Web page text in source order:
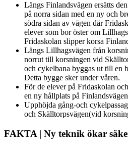
Längs Finlandsvägen ersätts
på norra sidan med en ny och
södra sidan av vägen där
elever som bor öster om
Fridaskolan slipper korsa
Längs Lillhagsvägen från
norrut till korsningen vid
och cykelbana byggas ut till en
Detta bygge sker under våren.
För de elever på Fridaskolan
en ny hållplats på
Upphöjda gång-och
och Skälltorpsvägen(vid
FAKTA | Ny teknik ökar